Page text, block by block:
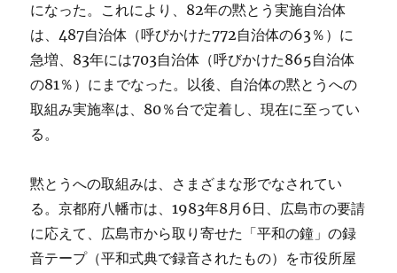
になった。これにより、82年の黙とう実施自治体
は、487自治体（呼びかけた772自治体の63％）に
急増、83年には703自治体（呼びかけた865自治体
の81％）にまでなった。以後、自治体の黙とうへの
取組み実施率は、80％台で定着し、現在に至ってい
る。
黙とうへの取組みは、さまざまな形でなされてい
る。京都府八幡市は、1983年8月6日、広島市の要請
に応えて、広島市から取り寄せた「平和の鐘」の録
音テープ（平和式典で録音されたもの）を市役所屋